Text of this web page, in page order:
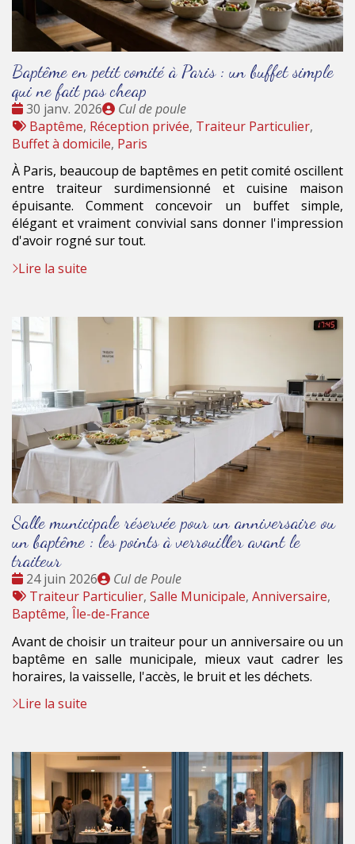
Baptême en petit comité à Paris : un buffet simple
qui ne fait pas cheap
Date
:
30 janv. 2026
Publié
par
Cul de poule
Tags
:
Baptême, Réception privée, Traiteur Particulier,
Buffet à domicile, Paris
À Paris, beaucoup de baptêmes en petit comité oscillent
entre traiteur surdimensionné et cuisine maison
épuisante. Comment concevoir un buffet simple,
élégant et vraiment convivial sans donner l'impression
d'avoir rogné sur tout.
Lire la suite
Salle municipale réservée pour un anniversaire ou
un baptême : les points à verrouiller avant le
traiteur
Date
:
24 juin 2026
Publié
par
Cul de Poule
Tags
:
Traiteur Particulier, Salle Municipale, Anniversaire,
Baptême, Île-de-France
Avant de choisir un traiteur pour un anniversaire ou un
baptême en salle municipale, mieux vaut cadrer les
horaires, la vaisselle, l'accès, le bruit et les déchets.
Lire la suite